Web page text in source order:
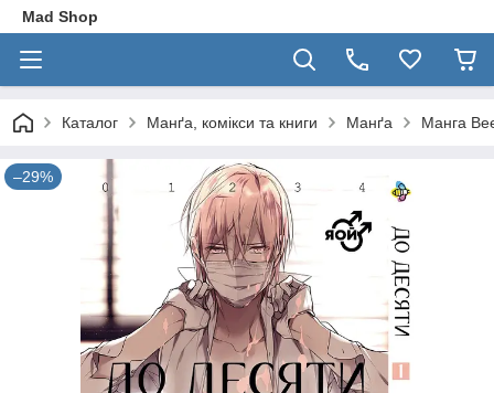
Mad Shop
Каталог Манґа, комікси та книги Манґа Манга
–29%